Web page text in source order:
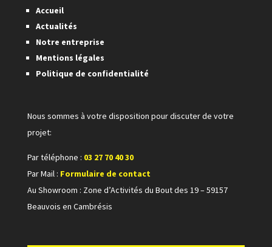
Accueil
Actualités
Notre entreprise
Mentions légales
Politique de confidentialité
Nous sommes à votre disposition pour discuter de votre
projet:
Par téléphone : 03 27 70 40 30
Par Mail : Formulaire de contact
Au Showroom : Zone d’Activités du Bout des 19 –59157
Beauvois en Cambrésis